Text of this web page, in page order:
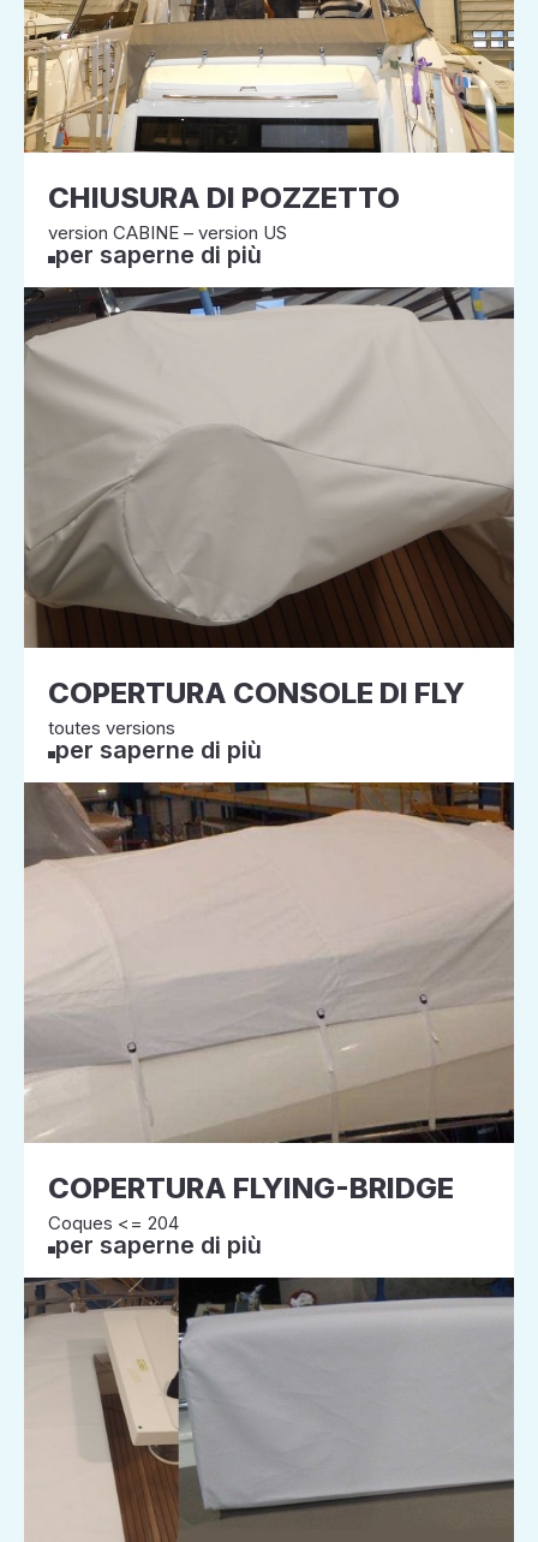
CHIUSURA DI POZZETTO
version CABINE – version US
per saperne di più
COPERTURA CONSOLE DI FLY
toutes versions
per saperne di più
COPERTURA FLYING-BRIDGE
Coques <= 204
per saperne di più